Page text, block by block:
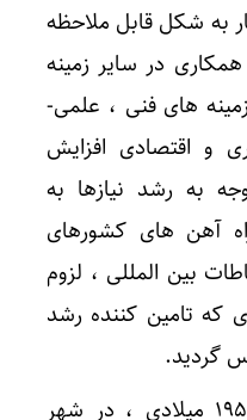
به شکل قابل ملاحظه
در سایر زمینه
های فنی ، علمی-
و اقتصادی افزایش
به رشد نیازها به
آهن های کشورهای
بین المللی ، لزوم
که تامین کننده رشد
گردید.
به این ترتیب ، در ژوئن ۱۹۵۶ میلادی ، در شهر